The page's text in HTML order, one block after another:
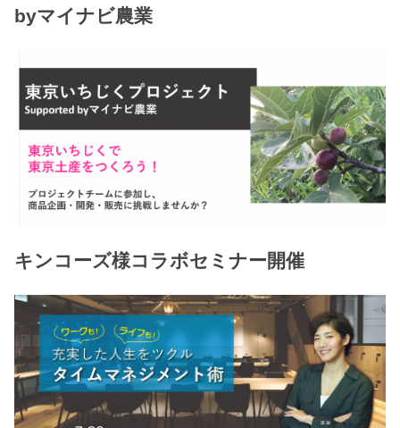
byマイナビ農業
キンコーズ様コラボセミナー開催